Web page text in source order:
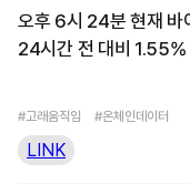
오후 6시 24분 현재 바
24시간 전 대비
#고래움직임 #온체인데이터
LINK